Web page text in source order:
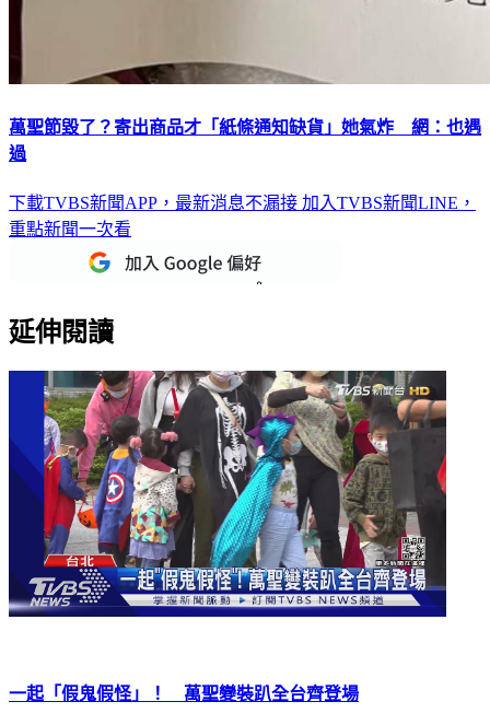
萬聖節毀了？寄出商品才「紙條通知缺貨」她氣炸 網：也遇
過
下載TVBS新聞APP，最新消息不漏接 加入TVBS新聞LINE，
重點新聞一次看
延伸閱讀
一起「假鬼假怪」！ 萬聖變裝趴全台齊登場